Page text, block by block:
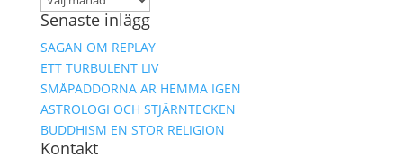
Senaste inlägg
SAGAN OM REPLAY
ETT TURBULENT LIV
SMÅPADDORNA ÄR HEMMA IGEN
ASTROLOGI OCH STJÄRNTECKEN
BUDDHISM EN STOR RELIGION
Kontakt